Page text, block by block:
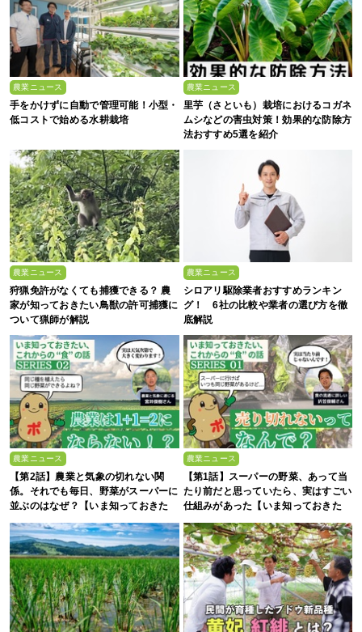
農業ニュース
手をかけずに自動で管理可能！小型・
低コストで始める水耕栽培
農業ニュース
里芋（さといも）栽培におけるコガネ
ムシなどの害虫対策！効果的な防除方
法おすすめ5選を紹介
農業ニュース
狩猟免許がなくても捕獲できる？ 農
家が知っておきたい鳥獣の許可捕獲に
ついて猟師が解説
農業ニュース
シロアリ駆除業者おすすめランキン
グ！ 6社の比較や業者の選び方を徹
底解説
農業ニュース
【第2話】農業と気象の切れない関
係。それでも毎日、野菜がスーパーに
並ぶのはなぜ？【いま知っておきた
い、これからの”食”の話】
農業ニュース
【第1話】スーパーの野菜、あって当
たり前だと思っていたら、実はすごい
仕組みがあった【いま知っておきた
い、これからの”食”の話】